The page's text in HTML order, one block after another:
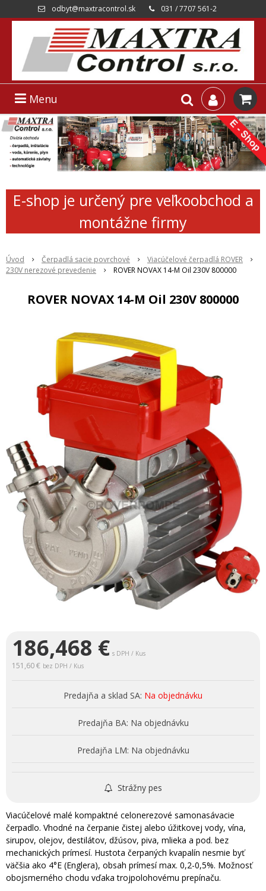
odbyt@maxtracontrol.sk 031 / 7707 561-2
Menu
E-shop je určený pre veľkoobchod a
montážne firmy
Úvod Čerpadlá sacie povrchové
Viacúčelové čerpadlá ROVER
230V nerezové prevedenie
ROVER NOVAX 14-M Oil 230V 800000
ROVER NOVAX 14-M Oil 230V 800000
186,468 € s DPH / Kus
151,60 € bez DPH / Kus
Predajňa a sklad SA: Na objednávku
Predajňa BA: Na objednávku
Predajňa LM: Na objednávku
Strážny pes
Viacúčelové malé kompaktné celonerezové samonasávacie
čerpadlo. Vhodné na čerpanie čistej alebo úžitkovej vody, vína,
sirupov, olejov, destilátov, džúsov, piva, mlieka a pod. bez
mechanických prímesí. Hustota čerpaných kvapalín nesmie byť
väčšia ako 4°E (Englera), obsah prímesí max. 0,2-0,5%. Možnosť
obojsmerného chodu vďaka trojpolohovému prepínaču.